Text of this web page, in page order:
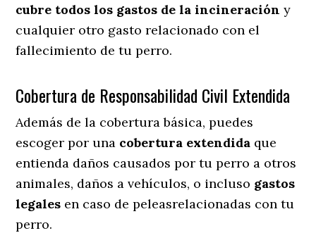
cubre todos los gastos de la incineración y
cualquier otro gasto relacionado con el
fallecimiento de tu perro.
Cobertura de Responsabilidad Civil Extendida
Además de la cobertura básica, puedes
escoger por una cobertura extendida que
entienda daños causados por tu perro a otros
animales, daños a vehículos, o incluso gastos
legales en caso de peleasrelacionadas con tu
perro.